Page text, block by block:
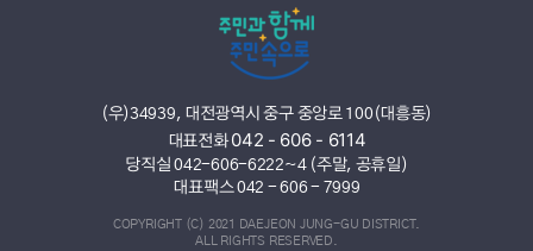
(우)34939, 대전광역시 중구 중앙로 100(대흥동)
대표전화042 - 606 - 6114
당직실 042-606-6222~4 (주말, 공휴일)
대표팩스 042 - 606 - 7999
COPYRIGHT (C) 2021 DAEJEON JUNG-GU DISTRICT.
ALL RIGHTS RESERVED.